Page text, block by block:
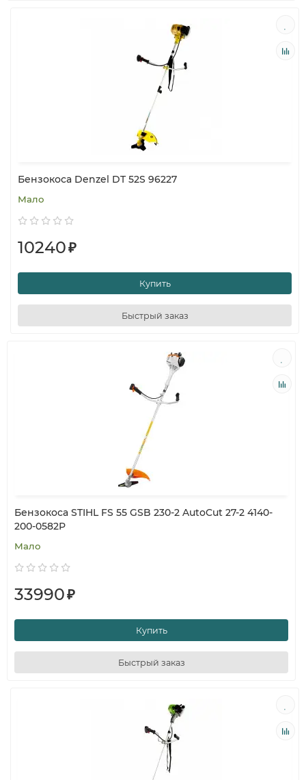
Бензокоса Denzel DT 52S 96227
Мало
10240₽
Купить
Быстрый заказ
Бензокоса STIHL FS 55 GSB 230-2 AutoCut 27-2 4140-
200-0582P
Мало
33990₽
Купить
Быстрый заказ